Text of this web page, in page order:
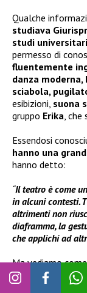
Qualche
studiava
studi
permesso di
fluentemente
danza
sciabola,
esibizioni, suona
gruppo Erika ,
Essendosi
hanno una
hanno detto:
“Il teatro è come
in alcuni contesti.
altrimenti non
diaframma, la
che applichi ad
Ma vediamo
social
…